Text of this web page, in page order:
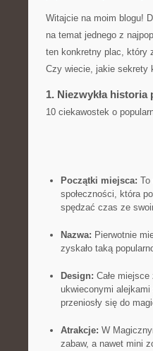
Witajcie na moim blogu!
na temat jednego z
ten konkretny plac, który
Czy wiecie, jakie ⁤sekrety
1. Niezwykła
10 ciekawostek o
Początki miejsca: To
społeczności, która
spędzać czas ze
Nazwa: Pierwotnie​
zyskało taką
Design: Całe
ukwieconymi
przeniosły się do
Atrakcje: ​W
zabaw, a⁣ nawet mini